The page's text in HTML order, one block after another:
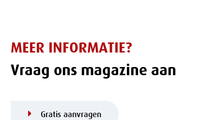
MEER INFORMATIE?
Vraag ons magazine aan
Gratis aanvragen